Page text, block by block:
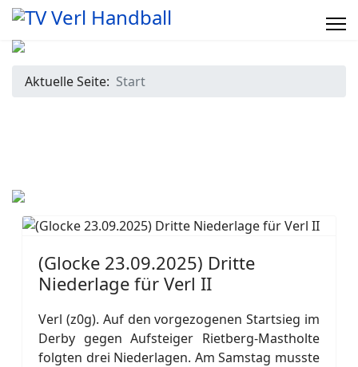
Aktuelle Seite: Start
(Glocke 23.09.2025) Dritte
Niederlage für Verl II
Verl (z0g). Auf den vorgezogenen Startsieg im
Derby gegen Aufsteiger Rietberg-Mastholte
folgten drei Niederlagen. Am Samstag musste